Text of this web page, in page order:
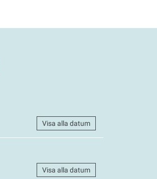
Visa alla datum
Visa alla datum